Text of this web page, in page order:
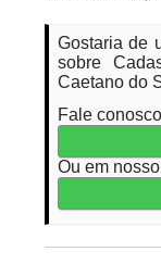
Gostaria de
sobre
Caetano do
Fale
Ou em